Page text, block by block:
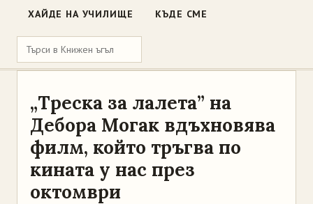
ХАЙДЕ НА УЧИЛИЩЕ КЪДЕ СМЕ
„Треска за лалета” на
Дебора Могак вдъхновява
филм, който тръгва по
кината у нас през
октомври